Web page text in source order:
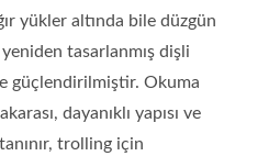
yükler altında bile düzgün
tasarlanmış dişli
güçlendirilmiştir. Okuma
dayanıklı yapısı ve
trolling için